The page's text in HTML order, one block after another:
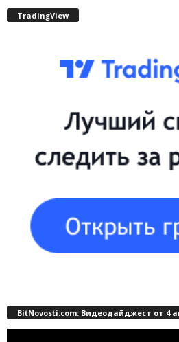
TradingView
BitNovosti.com: Видеодайджест от 4